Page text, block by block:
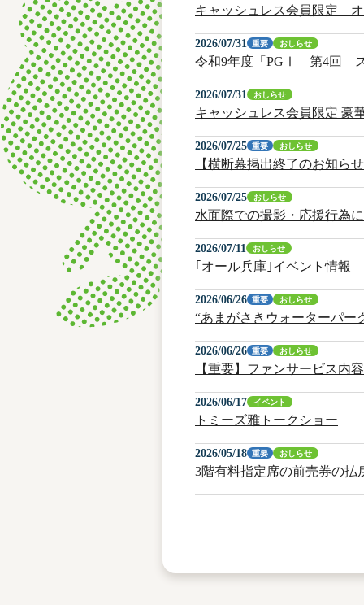
キャッシュレス会員限定
2026/07/31 重要 おしらせ
令和9年度「PGⅠ 第4回 ス
2026/07/31 おしらせ
キャッシュレス会員限定 豪
2026/07/25 重要 おしらせ
【横断幕掲出終了のお知ら
2026/07/25 おしらせ
水面際での撮影・応援行為
2026/07/11 おしらせ
｢オール兵庫｣イベント情報
2026/06/26 重要 おしらせ
“あまがさきウォーターパー
2026/06/26 重要 おしらせ
【重要】ファンサービス内
2026/06/17 イベント
トミーズ雅トークショー
2026/05/18 重要 おしらせ
3階有料指定席の前売券の払